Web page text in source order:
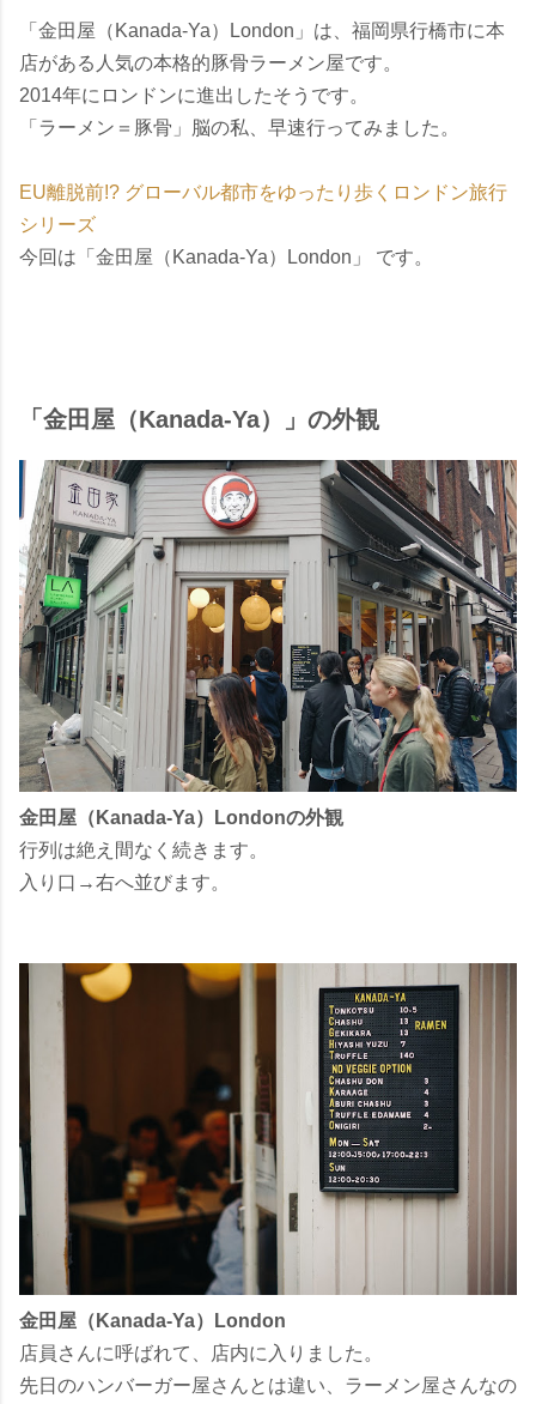
「金田屋（Kanada-Ya）London」は、福岡県行橋市に本
店がある人気の本格的豚骨ラーメン屋です。
2014年にロンドンに進出したそうです。
「ラーメン＝豚骨」脳の私、早速行ってみました。
EU離脱前!? グローバル都市をゆったり歩くロンドン旅行
シリーズ
今回は「金田屋（Kanada-Ya）London」 です。
「金田屋（Kanada-Ya）」の外観
金田屋（Kanada-Ya）Londonの外観
行列は絶え間なく続きます。
入り口→右へ並びます。
金田屋（Kanada-Ya）London
店員さんに呼ばれて、店内に入りました。
先日のハンバーガー屋さんとは違い、ラーメン屋さんなの